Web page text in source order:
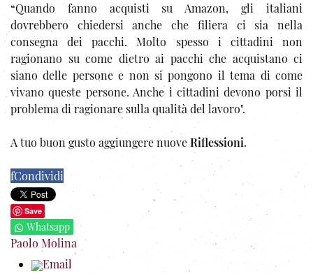
“Quando fanno acquisti su Amazon, gli italiani
dovrebbero chiedersi anche che filiera ci sia nella
consegna dei pacchi. Molto spesso i cittadini non
ragionano su come dietro ai pacchi che acquistano ci
siano delle persone e non si pongono il tema di come
vivano queste persone. Anche i cittadini devono porsi il
problema di ragionare sulla qualità del lavoro".
A tuo buon gusto aggiungere nuoveRiflessioni.
fCondividi
Save
Whatsapp
Paolo Molina
Email